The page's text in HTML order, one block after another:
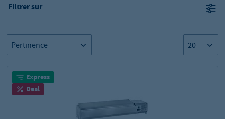
Filtrer sur
Express
Deal